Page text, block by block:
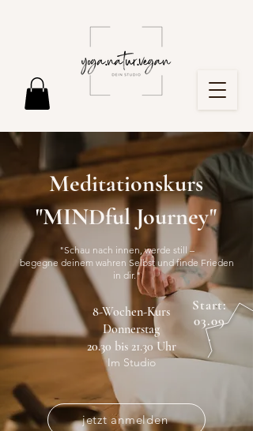
Meditationskurs
"MINDful Journey"
8-Wochen-Kurs
Donnerstag
20.30 bis 21.30 Uhr
Im Studio
Start:
03.09
.
"Schau nach innen, werde still –
begegne deinem wahren Selbst und finde Frieden
in dir."
jetzt anmelden